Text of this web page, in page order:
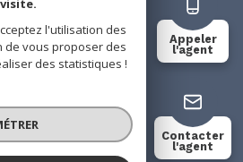
Appeler
l'agent
Contacter
l'agent
l'utilisation des
de vous proposer des
des statistiques !